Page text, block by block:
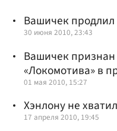
Вашичек продлил
30 июня 2010, 23:43
Вашичек
«Локомотива» в
01 мая 2010, 15:27
Хэнлону не
17 апреля 2010, 19:45